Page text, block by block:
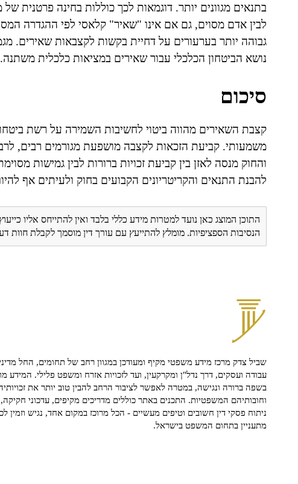
בתנאים מגוונים יותר. דוגמאות לכך כוללות בחינה פרטנית
לבין אדם מסוים, גם אם אינו "שאיר" קלאסי לפי ההגדרה
גבוהה יותר בערעורים על דחיית בקשות לקצבאות שאירים.
נושא הביטחון הכלכלי עבור שאירים במציאות כלכלית משתנה.
סיכום
קצבת השאירים מהווה ביטוי לחשיבות השמירה על רשת
משמעותי. קביעת הזכאות לקצבה מושפעת מגורמים רבים,
והחוק מנסה לאזן בין קביעת זכויות ברורות לבין גמישות
להבנת התנאים והקריטריונים הקבועים בחוק ולעיתים אף
התוכן המוצג כאן נועד למטרות מידע כללי בלבד ואין להתייחס אליו
הנסיבות הספציפיות. מומלץ להתייעץ עם עורך דין מוסמך לקבלת
שביל צדק מרכז מידע משפטי מקיף ומעודכן במגוון רחב של תחומים, החל
עבודה ועסקים, דרך נדל"ן ומקרקעין, ועד לזכויות אזרח ומשפט פלילי. המידע
בשפה ברורה ונגישה, במטרה לאפשר לציבור הרחב להבין טוב יותר את
וחובותיהם המשפטיות. התכנים באתר כוללים מדריכים מקיפים, עדכוני חקיקה,
ניתוח פסקי דין חשובים וטיפים מעשיים - הכל מרוכז במקום אחד, נגיש וזמין
מתעניין בתחום המשפט בישראל.